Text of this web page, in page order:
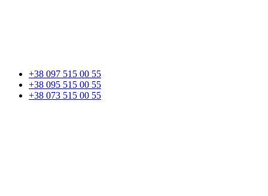
+38 097 515 00 55
+38 095 515 00 55
+38 073 515 00 55